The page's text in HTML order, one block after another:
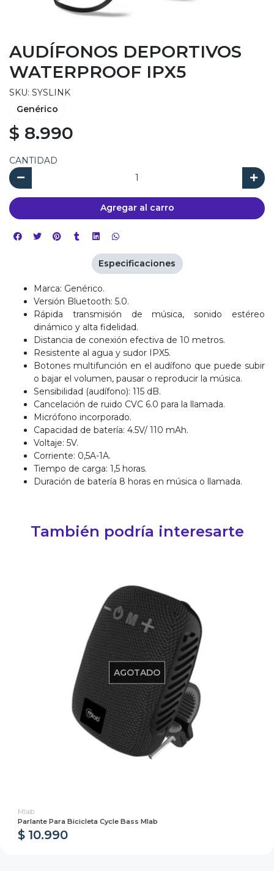
AUDÍFONOS DEPORTIVOS
WATERPROOF IPX5
SKU: SYSLINK
Genérico
$ 8.990
CANTIDAD
Agregar al carro
Marca: Genérico.
Versión Bluetooth: 5.0.
Rápida transmisión de música, sonido estéreo
dinámico y alta fidelidad.
Distancia de conexión efectiva de 10 metros.
Resistente al agua y sudor IPX5.
Botones multifunción en el audífono que puede subir
o bajar el volumen, pausar o reproducir la música.
Sensibilidad (audífono): 115 dB.
Cancelación de ruido CVC 6.0 para la llamada.
Micrófono incorporado.
Capacidad de batería: 4.5V/ 110 mAh.
Voltaje: 5V.
Corriente: 0,5A-1A.
Tiempo de carga: 1,5 horas.
Duración de batería 8 horas en música o llamada.
Especificaciones
También podría interesarte
AGOTADO
Mlab
Parlante Para Bicicleta Cycle Bass Mlab
$ 10.990